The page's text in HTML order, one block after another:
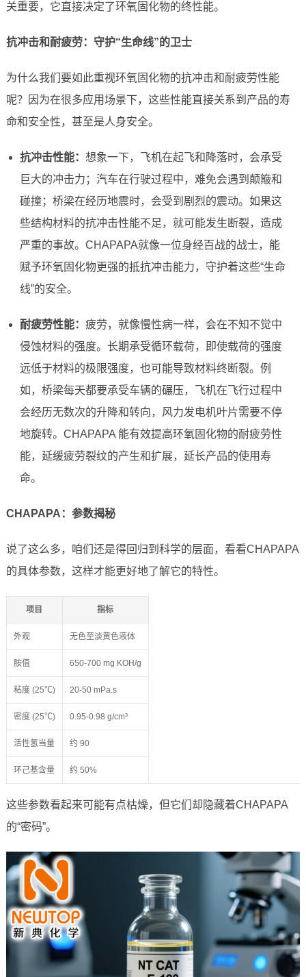
关重要，它直接决定了环氧固化物的终性能。
抗冲击和耐疲劳：守护“生命线”的卫士
为什么我们要如此重视环氧固化物的抗冲击和耐疲劳性能
呢？因为在很多应用场景下，这些性能直接关系到产品的寿
命和安全性，甚至是人身安全。
抗冲击性能： 想象一下，飞机在起飞和降落时，会承受
巨大的冲击力；汽车在行驶过程中，难免会遇到颠簸和
碰撞；桥梁在经历地震时，会受到剧烈的震动。如果这
些结构材料的抗冲击性能不足，就可能发生断裂，造成
严重的事故。CHAPAPA就像一位身经百战的战士，能
赋予环氧固化物更强的抵抗冲击能力，守护着这些“生命
线”的安全。
耐疲劳性能： 疲劳，就像慢性病一样，会在不知不觉中
侵蚀材料的强度。长期承受循环载荷，即使载荷的强度
远低于材料的极限强度，也可能导致材料终断裂。例
如，桥梁每天都要承受车辆的碾压，飞机在飞行过程中
会经历无数次的升降和转向，风力发电机叶片需要不停
地旋转。CHAPAPA 能有效提高环氧固化物的耐疲劳性
能，延缓疲劳裂纹的产生和扩展，延长产品的使用寿
命。
CHAPAPA：参数揭秘
说了这么多，咱们还是得回归到科学的层面，看看CHAPAPA
的具体参数，这样才能更好地了解它的特性。
项目 指标
外观 无色至淡黄色液体
胺值 650-700 mg KOH/g
粘度 (25℃) 20-50 mPa.s
密度 (25℃) 0.95-0.98 g/cm³
活性氢当量 约 90
环己基含量 约 50%
这些参数看起来可能有点枯燥，但它们却隐藏着CHAPAPA
的“密码”。